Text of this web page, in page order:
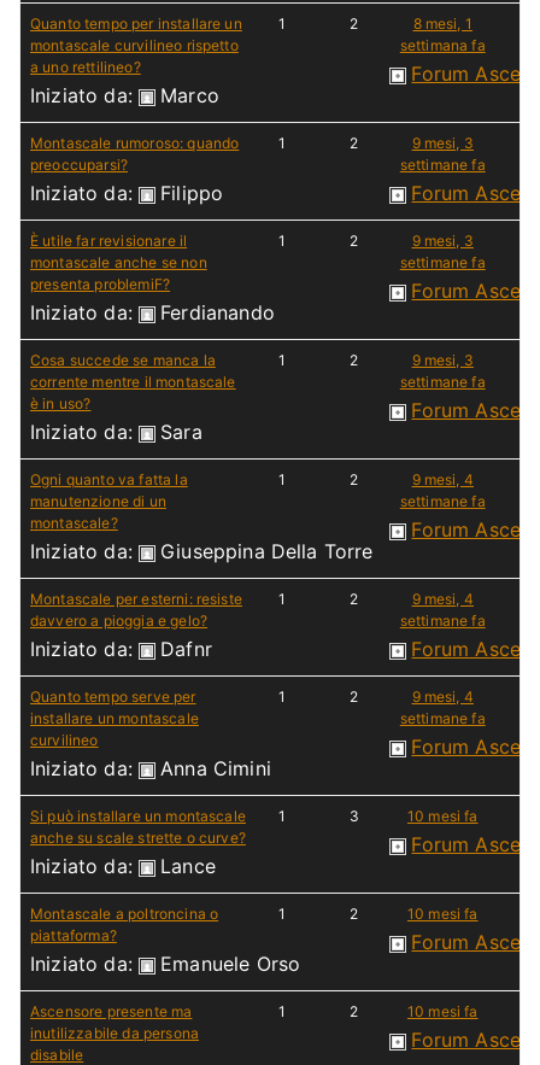
Quanto tempo per installare un
montascale curvilineo rispetto
a uno rettilineo?
Iniziato da: Marco
1 2
8 mesi, 1
settimana fa
Forum
Montascale rumoroso: quando
preoccuparsi?
Iniziato da: Filippo
1 2
9 mesi, 3
settimane fa
Forum
È utile far revisionare il
montascale anche se non
presenta problemiF?
Iniziato da: Ferdianando
1 2
9 mesi, 3
settimane fa
Forum
Cosa succede se manca la
corrente mentre il montascale
è in uso?
Iniziato da: Sara
1 2
9 mesi, 3
settimane fa
Forum
Ogni quanto va fatta la
manutenzione di un
montascale?
Iniziato da: Giuseppina Della Torre
1 2
9 mesi, 4
settimane fa
Forum
Montascale per esterni: resiste
davvero a pioggia e gelo?
Iniziato da: Dafnr
1 2
9 mesi, 4
settimane fa
Forum
Quanto tempo serve per
installare un montascale
curvilineo
Iniziato da: Anna Cimini
1 2
9 mesi, 4
settimane fa
Forum
Si può installare un montascale
anche su scale strette o curve?
Iniziato da: Lance
1 3 10 mesi fa
Forum
Montascale a poltroncina o
piattaforma?
Iniziato da: Emanuele Orso
1 2 10 mesi fa
Forum
Ascensore presente ma
inutilizzabile da persona
disabile
1 2 10 mesi fa
Forum